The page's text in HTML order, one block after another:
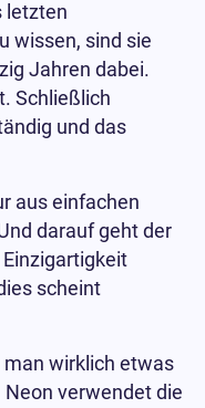
letzten
wissen, sind sie
Jahren dabei.
Schließlich
und das
aus einfachen
darauf geht der
scheint
wirklich etwas
verwendet die